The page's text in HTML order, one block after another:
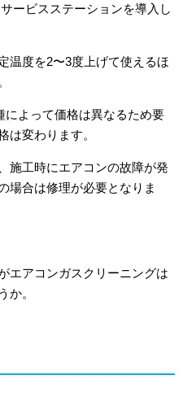
ービスステーションを導入し
温度を2〜3度上げて使えるほ
によって価格は異なるため要
は変わります。
施工時にエアコンの故障が発
場合は修理が必要となりま
エアコンガスクリーニングは
か。